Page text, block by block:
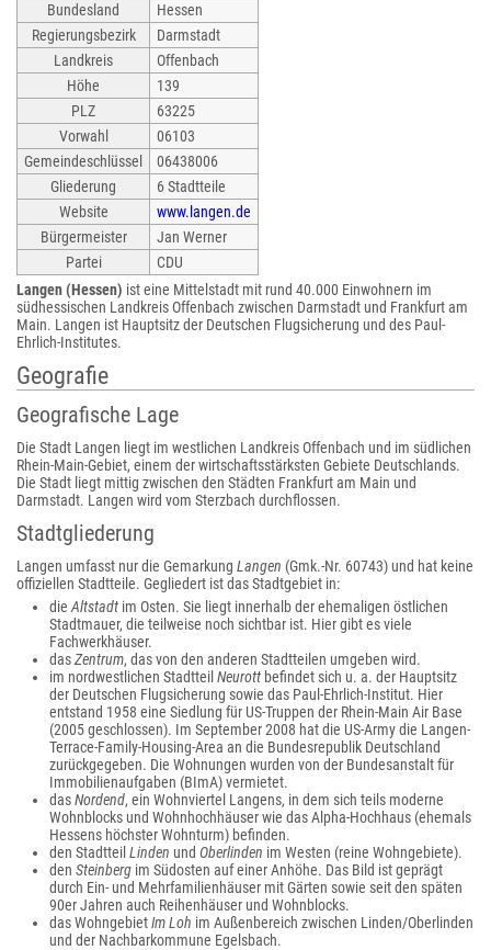
Bundesland
Hessen
Regierungsbezirk
Darmstadt
Landkreis
Offenbach
Höhe
139
PLZ
63225
Vorwahl
06103
Gemeindeschlüssel
06438006
Gliederung
6 Stadtteile
Website
www.langen.de
Bürgermeister
Jan Werner
Partei
CDU
Langen (Hessen) ist eine Mittelstadt mit rund 40.000 Einwohnern im
südhessischen Landkreis Offenbach zwischen Darmstadt und Frankfurt am
Main. Langen ist Hauptsitz der Deutschen Flugsicherung und des Paul-
Ehrlich-Institutes.
Geografie
Geografische Lage
Die Stadt Langen liegt im westlichen Landkreis Offenbach und im südlichen
Rhein-Main-Gebiet, einem der wirtschaftsstärksten Gebiete Deutschlands.
Die Stadt liegt mittig zwischen den Städten Frankfurt am Main und
Darmstadt. Langen wird vom Sterzbach durchflossen.
Stadtgliederung
Langen umfasst nur die Gemarkung Langen (Gmk.-Nr. 60743) und hat keine
offiziellen Stadtteile. Gegliedert ist das Stadtgebiet in:
die Altstadt im Osten. Sie liegt innerhalb der ehemaligen östlichen
Stadtmauer, die teilweise noch sichtbar ist. Hier gibt es viele
Fachwerkhäuser.
dasZentrum, das von den anderen Stadtteilen umgeben wird.
im nordwestlichen Stadtteil Neurott befindet sich u. a. der Hauptsitz
der Deutschen Flugsicherung sowie das Paul-Ehrlich-Institut. Hier
entstand 1958 eine Siedlung für US-Truppen der Rhein-Main Air Base
(2005 geschlossen). Im September 2008 hat die US-Army die Langen-
Terrace-Family-Housing-Area an die Bundesrepublik Deutschland
zurückgegeben. Die Wohnungen wurden von der Bundesanstalt für
Immobilienaufgaben (BImA) vermietet.
dasNordend, ein Wohnviertel Langens, in dem sich teils moderne
Wohnblocks und Wohnhochhäuser wie das Alpha-Hochhaus (ehemals
Hessens höchster Wohnturm) befinden.
den Stadtteil Linden und Oberlinden im Westen (reine Wohngebiete).
den Steinberg im Südosten auf einer Anhöhe. Das Bild ist geprägt
durch Ein- und Mehrfamilienhäuser mit Gärten sowie seit den späten
90er Jahren auch Reihenhäuser und Wohnblocks.
das WohngebietIm Loh im Außenbereich zwischen Linden/Oberlinden
und der Nachbarkommune Egelsbach.